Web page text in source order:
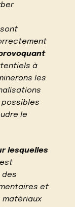
à
les
possibles
le
lesquelles
est
des
et
matériaux